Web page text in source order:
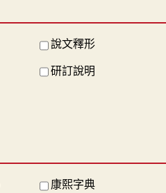
說文釋形
研訂說明
康熙字典